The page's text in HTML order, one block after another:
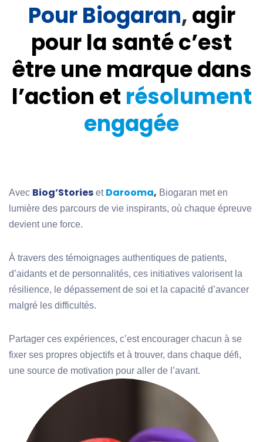
Pour Biogaran,agir
pour la santé c’est
être une marque dans
l’action et résolument
engagée
Avec Biog’Stories et Darooma, Biogaran met en
lumière des parcours de vie inspirants, où chaque épreuve
devient une force.
À travers des témoignages authentiques de patients,
d’aidants et de personnalités, ces initiatives valorisent la
résilience, le dépassement de soi et la capacité d’avancer
malgré les difficultés.
Partager ces expériences, c’est encourager chacun à se
fixer ses propres objectifs et à trouver, dans chaque défi,
une source de motivation pour aller de l’avant.